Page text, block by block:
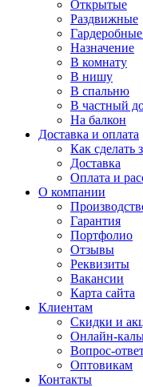
Открытые
Раздвижные
Назначение
В комнату
В нишу
В спальню
В частный
На балкон
Доставка и оплата
Как сделать
Доставка
Оплата и
О компании
Гарантия
Портфолио
Отзывы
Реквизиты
Вакансии
Карта сайта
Клиентам
Скидки и
Онлайн-
Вопрос-
Оптовикам
Контакты